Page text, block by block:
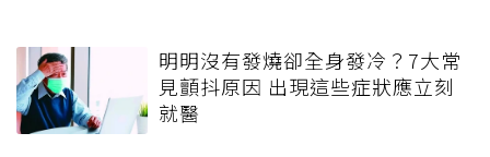
明明沒有發燒卻全身發冷？7大常
見顫抖原因 出現這些症狀應立刻
就醫